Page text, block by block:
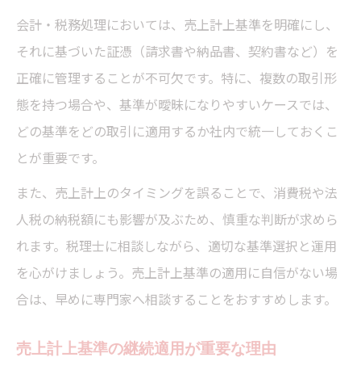
会計・税務処理においては、売上計上基準を明確にし、
それに基づいた証憑（請求書や納品書、契約書など）を
正確に管理することが不可欠です。特に、複数の取引形
態を持つ場合や、基準が曖昧になりやすいケースでは、
どの基準をどの取引に適用するか社内で統一しておくこ
とが重要です。
また、売上計上のタイミングを誤ることで、消費税や法
人税の納税額にも影響が及ぶため、慎重な判断が求めら
れます。税理士に相談しながら、適切な基準選択と運用
を心がけましょう。売上計上基準の適用に自信がない場
合は、早めに専門家へ相談することをおすすめします。
売上計上基準の継続適用が重要な理由